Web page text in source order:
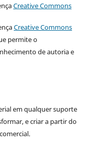
Creative Commons
Creative Commons
permite o
de autoria e
em qualquer suporte
e criar a partir do